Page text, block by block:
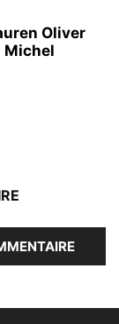
Oliver
Michel